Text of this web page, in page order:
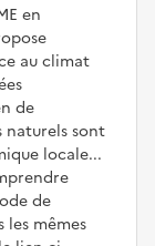
en
au climat
de
naturels sont
locale...
de
les mêmes